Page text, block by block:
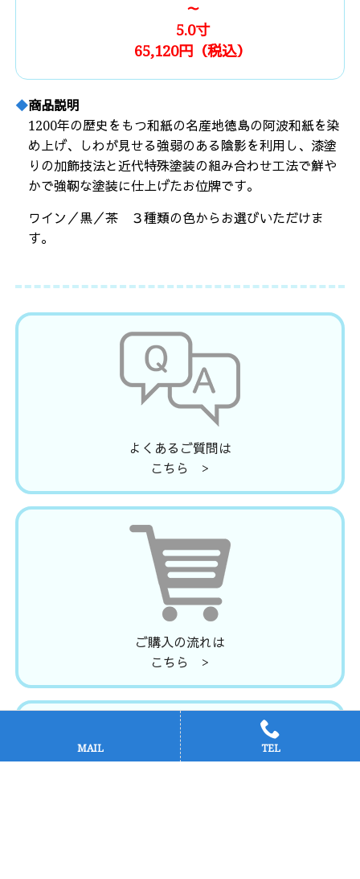
～
5.0寸
65,120円（税込）
商品説明
1200年の歴史をもつ和紙の名産地徳島の阿波和紙を染
め上げ、しわが見せる強弱のある陰影を利用し、漆塗
りの加飾技法と近代特殊塗装の組み合わせ工法で鮮や
かで強靭な塗装に仕上げたお位牌です。
ワイン／黒／茶 ３種類の色からお選びいただけま
す。
よくあるご質問は
こちら >
ご購入の流れは
こちら >
MAIL TEL